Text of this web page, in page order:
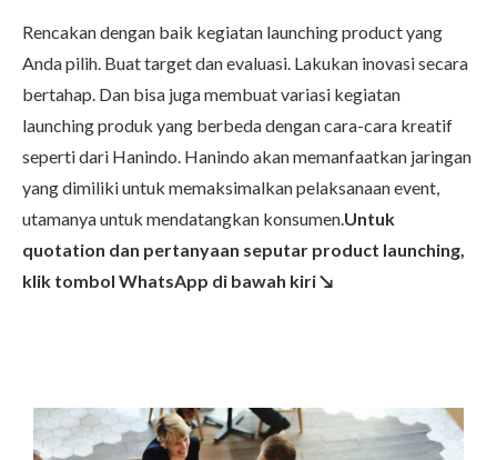
Rencakan dengan baik kegiatan launching product yang
Anda pilih. Buat target dan evaluasi. Lakukan inovasi secara
bertahap. Dan bisa juga membuat variasi kegiatan
launching produk yang berbeda dengan cara-cara kreatif
seperti dari Hanindo. Hanindo akan memanfaatkan jaringan
yang dimiliki untuk memaksimalkan pelaksanaan event,
utamanya untuk mendatangkan konsumen.Untuk
quotation dan pertanyaan seputar product launching,
klik tombol WhatsApp di bawah kiri ↘